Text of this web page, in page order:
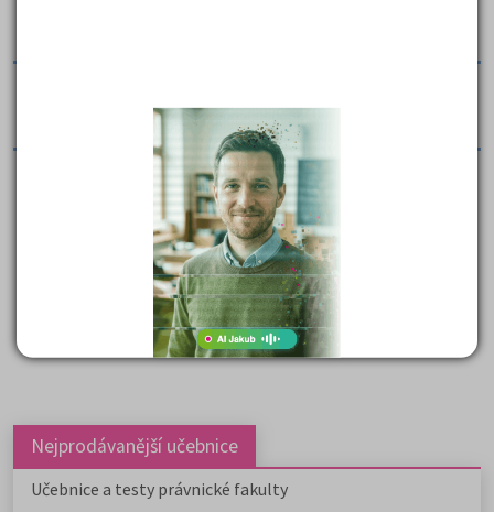
povídky z latiny
Vita Karoli - překlad kapitoly č. VIII z latiny
( celkem nalezeno položek:
Nejprodávanější učebnice
Učebnice a testy právnické fakulty